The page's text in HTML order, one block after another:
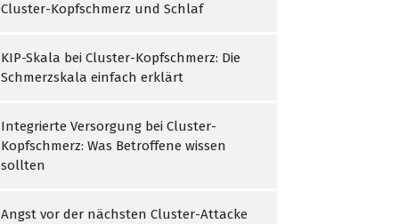
Cluster-Kopfschmerz und Schlaf
KIP-Skala bei Cluster-Kopfschmerz: Die
Schmerzskala einfach erklärt
Integrierte Versorgung bei Cluster-
Kopfschmerz: Was Betroffene wissen
sollten
Angst vor der nächsten Cluster-Attacke